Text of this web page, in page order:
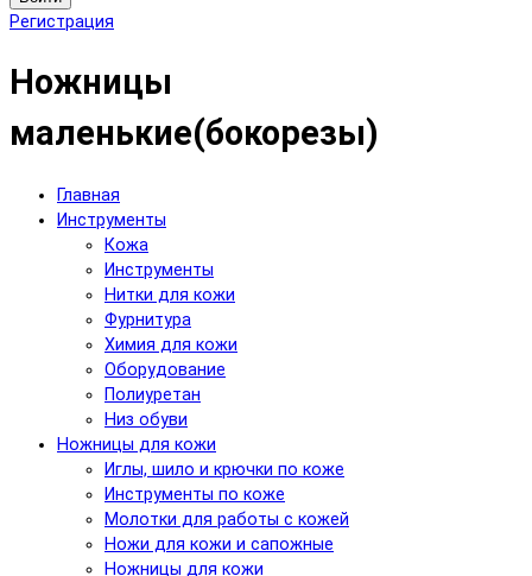
Регистрация
Ножницы
маленькие(бокорезы)
Главная
Инструменты
Кожа
Инструменты
Нитки для кожи
Фурнитура
Химия для кожи
Оборудование
Полиуретан
Низ обуви
Ножницы для кожи
Иглы, шило и крючки по коже
Инструменты по коже
Молотки для работы с кожей
Ножи для кожи и сапожные
Ножницы для кожи